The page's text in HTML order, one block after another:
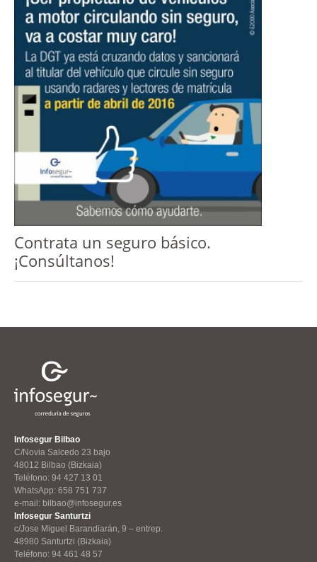
Contrata un seguro básico.
¡Consúltanos!
Infosegur Bilbao
C/Novia Salcedo 23 bajo
48012 Bilbao (Bizkaia)
Teléfono: 94 427 13 01
WhatsApp: 658 751 737
e-mail: bilbao@infosegur.es
Infosegur Santurtzi
c/Jose Miguel Barandiarán, 9 – entrep.
48980 Santurtzi (Bizkaia)
Teléfono: 94 461 48 57